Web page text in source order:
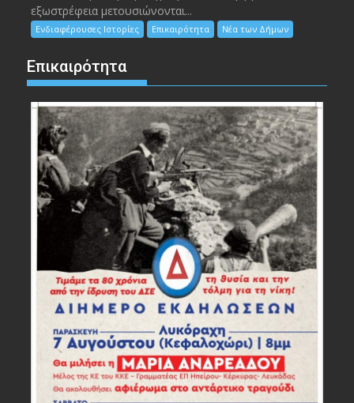
εξωστρέφεια μετουσιώνονται...
Ενδιαφέρουσες Ιστορίες Επικαιρότητα Νέα των Δήμων
Επικαιρότητα